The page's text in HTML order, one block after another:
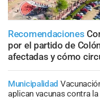
Recomendaciones
por el partido de
afectadas y cómo
Municipalidad
aplican vacunas contra